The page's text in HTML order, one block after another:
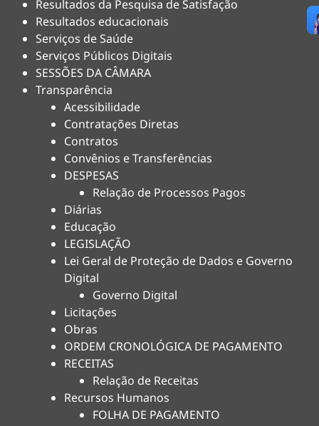
Resultados da Pesquisa de Satisfação
Resultados educacionais
Serviços de Saúde
Serviços Públicos Digitais
SESSÕES DA CÂMARA
Transparência
Acessibilidade
Contratações Diretas
Contratos
Convênios e Transferências
DESPESAS
Relação de Processos Pagos
Diárias
Educação
LEGISLAÇÃO
Lei Geral de Proteção de Dados e Governo
Digital
Governo Digital
Licitações
Obras
ORDEM CRONOLÓGICA DE PAGAMENTO
RECEITAS
Relação de Receitas
Recursos Humanos
FOLHA DE PAGAMENTO